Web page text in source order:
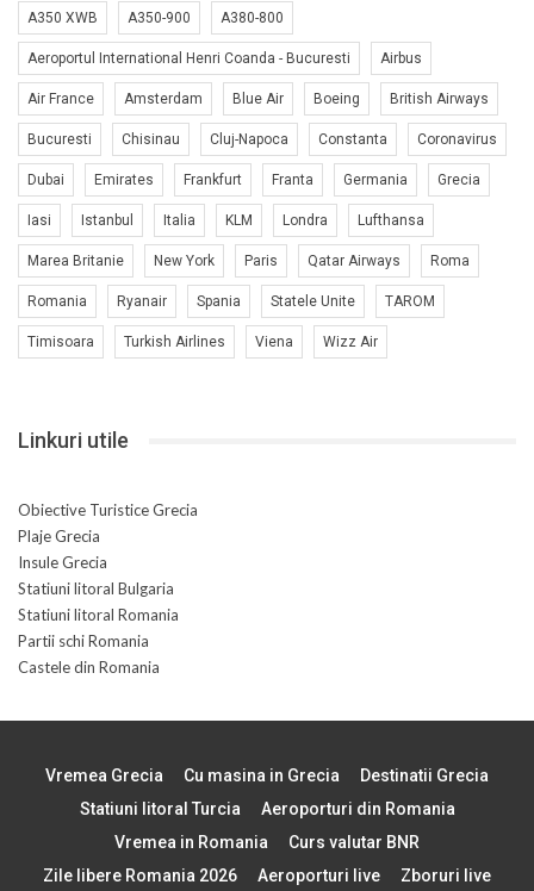
A350 XWB A350-900 A380-800
Aeroportul International Henri Coanda - Bucuresti Airbus
Air France Amsterdam Blue Air Boeing British Airways
Bucuresti Chisinau Cluj-Napoca Constanta Coronavirus
Dubai Emirates Frankfurt Franta Germania Grecia
Iasi Istanbul Italia KLM Londra Lufthansa
Marea Britanie New York Paris Qatar Airways Roma
Romania Ryanair Spania Statele Unite TAROM
Timisoara Turkish Airlines Viena Wizz Air
Linkuri utile
Obiective Turistice Grecia
Plaje Grecia
Insule Grecia
Statiuni litoral Bulgaria
Statiuni litoral Romania
Partii schi Romania
Castele din Romania
Vremea Grecia Cu masina in Grecia
Destinatii Grecia
Statiuni litoral Turcia
Aeroporturi din Romania
Vremea in Romania
Curs valutar BNR
Zile libere Romania 2026
Aeroporturi live Zboruri live